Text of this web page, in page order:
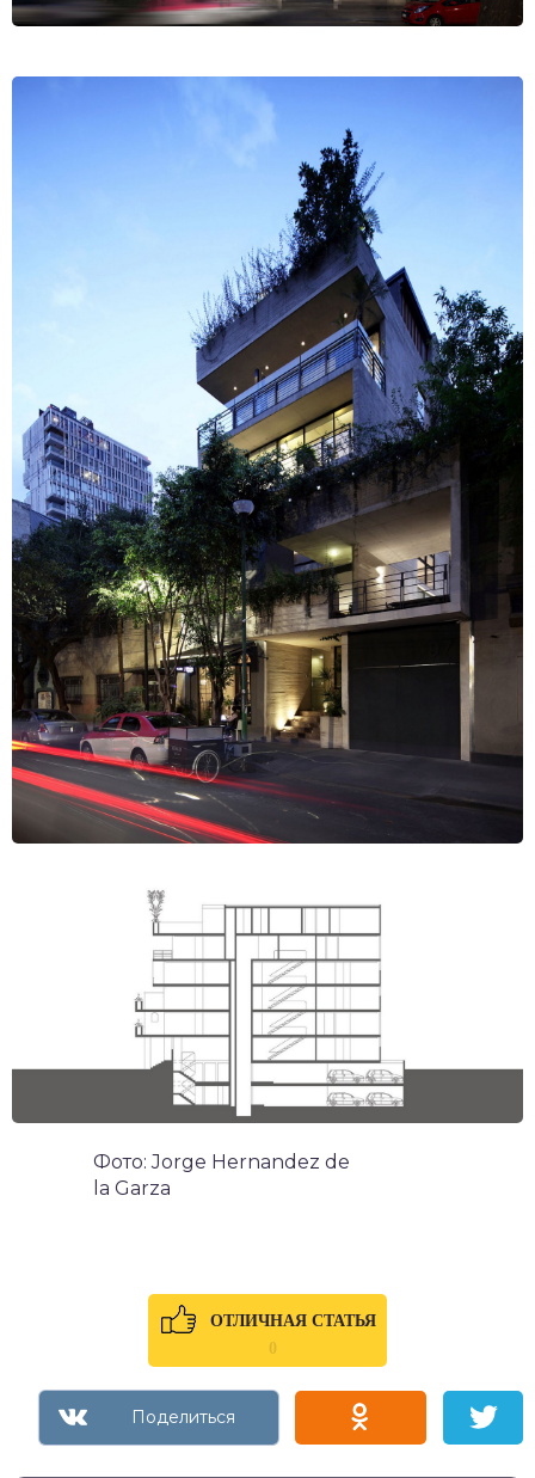
Фото: Jorge Hernandez de
la Garza
ОТЛИЧНАЯ СТАТЬЯ
0